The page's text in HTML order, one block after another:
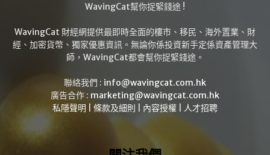
WavingCat幫你捉緊錢途 !
WavingCat 財經網提供最即時全面的樓市、移民、海外置業、財
經、加密貨幣、獨家優惠資訊。無論你係投資新手定係資產管理大
師，WavingCat都會幫你捉緊錢途。
聯絡我們 : info@wavingcat.com.hk
廣告合作 : marketing@wavingcat.com.hk
私隱聲明
條款及細則 內容授權 人才招聘